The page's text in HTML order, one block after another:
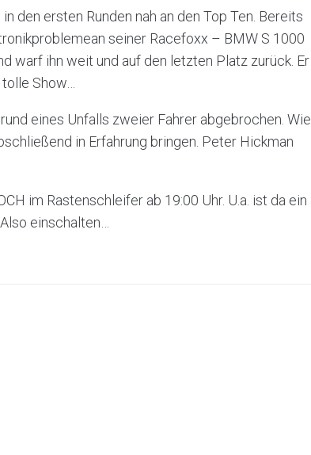
den ersten Runden nah an den Top Ten. Bereits
seiner Racefoxx – BMW S 1000
warf ihn weit und auf den letzten Platz zurück. Er
Show…
eines Unfalls zweier Fahrer abgebrochen. Wie
in Erfahrung bringen. Peter Hickman
im Rastenschleifer ab 19:00 Uhr. U.a. ist da ein
einschalten…